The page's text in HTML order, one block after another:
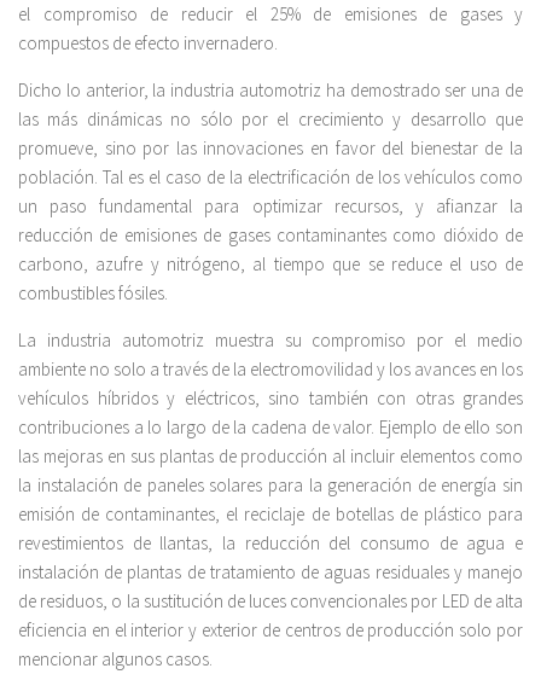
el compromiso de reducir el 25% de emisiones de gases y
compuestos de efecto invernadero.
Dicho lo anterior, la industria automotriz ha demostrado ser una de
las más dinámicas no sólo por el crecimiento y desarrollo que
promueve, sino por las innovaciones en favor del bienestar de la
población. Tal es el caso de la electrificación de los vehículos como
un paso fundamental para optimizar recursos, y afianzar la
reducción de emisiones de gases contaminantes como dióxido de
carbono, azufre y nitrógeno, al tiempo que se reduce el uso de
combustibles fósiles.
La industria automotriz muestra su compromiso por el medio
ambiente no solo a través de la electromovilidad y los avances en los
vehículos híbridos y eléctricos, sino también con otras grandes
contribuciones a lo largo de la cadena de valor. Ejemplo de ello son
las mejoras en sus plantas de producción al incluir elementos como
la instalación de paneles solares para la generación de energía sin
emisión de contaminantes, el reciclaje de botellas de plástico para
revestimientos de llantas, la reducción del consumo de agua e
instalación de plantas de tratamiento de aguas residuales y manejo
de residuos, o la sustitución de luces convencionales por LED de alta
eficiencia en el interior y exterior de centros de producción solo por
mencionar algunos casos.